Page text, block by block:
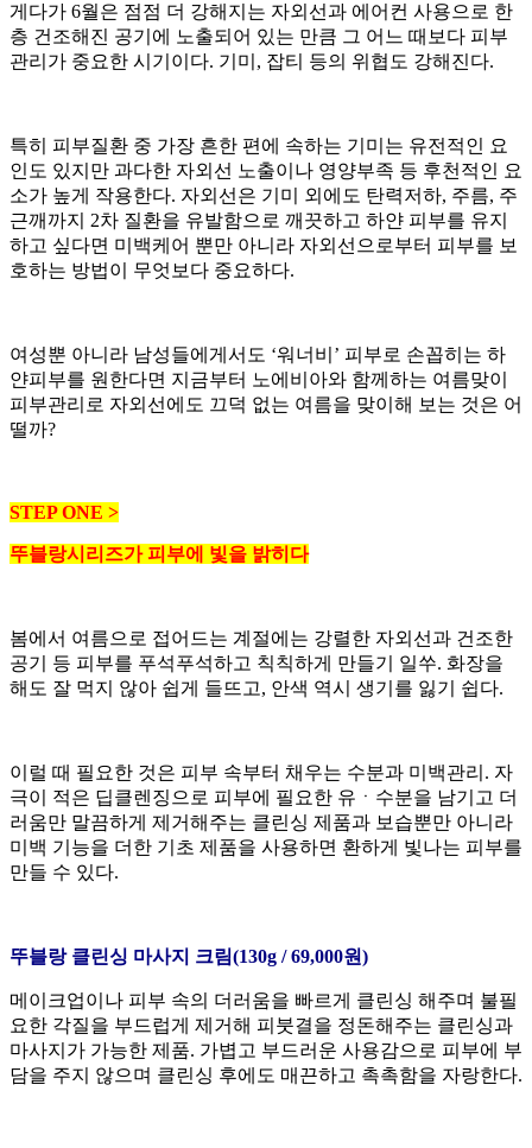
게다가 6월은 점점 더 강해지는 자외선과 에어컨 사용으로 한
층 건조해진 공기에 노출되어 있는 만큼 그 어느 때보다 피부
관리가 중요한 시기이다. 기미, 잡티 등의 위협도 강해진다.
특히 피부질환 중 가장 흔한 편에 속하는 기미는 유전적인 요
인도 있지만 과다한 자외선 노출이나 영양부족 등 후천적인 요
소가 높게 작용한다. 자외선은 기미 외에도 탄력저하, 주름, 주
근깨까지 2차 질환을 유발함으로 깨끗하고 하얀 피부를 유지
하고 싶다면 미백케어 뿐만 아니라 자외선으로부터 피부를 보
호하는 방법이 무엇보다 중요하다.
여성뿐 아니라 남성들에게서도 ‘워너비’ 피부로 손꼽히는 하
얀피부를 원한다면 지금부터 노에비아와 함께하는 여름맞이
피부관리로 자외선에도 끄덕 없는 여름을 맞이해 보는 것은 어
떨까?
STEP ONE >
뚜블랑시리즈가 피부에 빛을 밝히다
봄에서 여름으로 접어드는 계절에는 강렬한 자외선과 건조한
공기 등 피부를 푸석푸석하고 칙칙하게 만들기 일쑤. 화장을
해도 잘 먹지 않아 쉽게 들뜨고, 안색 역시 생기를 잃기 쉽다.
이럴 때 필요한 것은 피부 속부터 채우는 수분과 미백관리. 자
극이 적은 딥클렌징으로 피부에 필요한 유ㆍ수분을 남기고 더
러움만 말끔하게 제거해주는 클린싱 제품과 보습뿐만 아니라
미백 기능을 더한 기초 제품을 사용하면 환하게 빛나는 피부를
만들 수 있다.
뚜블랑 클린싱 마사지 크림(130g / 69,000원)
메이크업이나 피부 속의 더러움을 빠르게 클린싱 해주며 불필
요한 각질을 부드럽게 제거해 피붓결을 정돈해주는 클린싱과
마사지가 가능한 제품. 가볍고 부드러운 사용감으로 피부에 부
담을 주지 않으며 클린싱 후에도 매끈하고 촉촉함을 자랑한다.